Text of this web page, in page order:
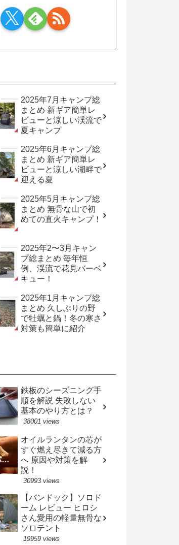
2025年7月キャンプ総
まとめ 新ギア簡単レ
ビューと涼しい渓流で
夏キャンプ
2025年6月キャンプ総
まとめ 新ギア簡単レ
ビューと涼しい湖畔で
迎える夏
2025年5月キャンプ総
まとめ 無骨な山で初
めての直火キャンプ！
2025年2〜3月キャン
プ総まとめ 毎年恒
例、渓流で花見バーベ
キュー！
2025年1月キャンプ総
まとめ 久しぶりの野
で牡蠣と鍋！冬の寒さ
対策も簡単に紹介
鉄板のシーズニング手
順を解説 失敗しない
基本のやり方とは？
38001 views
オイルランタンの芯が
すぐ燃え尽きて減る方
へ 原因や対策を解
説！
30993 views
【バンドック】ソロド
ーム レビュー ヒロシ
さん愛用の軽量無骨な
ソロテント
19959 views